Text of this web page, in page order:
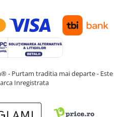
- Purtam traditia mai departe - Este
Inregistrata